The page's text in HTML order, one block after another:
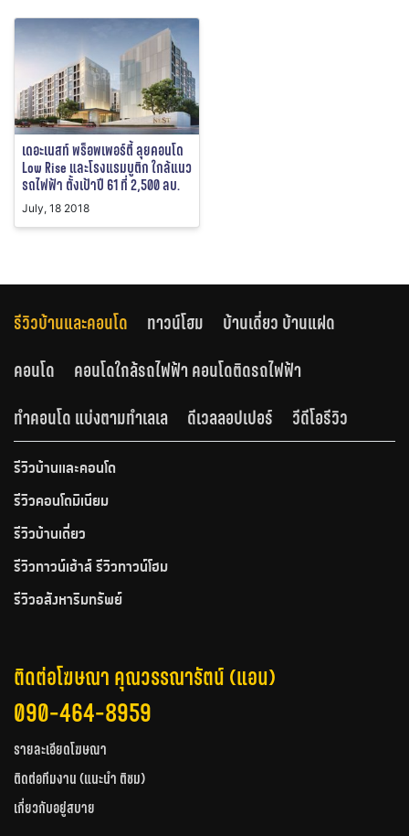
เดอะเนสท์ พร็อพเพอร์ตี้ ลุยคอนโด
Low Rise และโรงแรมบูติก ใกล้แนว
รถไฟฟ้า ตั้งเป้าปี 61 ที่ 2,500 ลบ.
July, 18 2018
รีวิวบ้านและคอนโด ทาวน์โฮม
บ้านเดี่ยว บ้านแฝด
คอนโด
คอนโดใกล้รถไฟฟ้า คอนโดติดรถไฟฟ้า
ทำคอนโด แบ่งตามทำเลเล
ดีเวลลอปเปอร์ วีดีโอรีวิว
รีวิวบ้านและคอนโด
รีวิวคอนโดมิเนียม
รีวิวบ้านเดี่ยว
รีวิวทาวน์เฮ้าส์ รีวิวทาวน์โฮม
รีวิวอสังหาริมทรัพย์
ติดต่อโฆษณา คุณวรรณารัตน์ (แอน)
090-464-8959
รายละเอียดโฆษณา
ติดต่อทีมงาน (แนะนำ ติชม)
เกี่ยวกับอยู่สบาย